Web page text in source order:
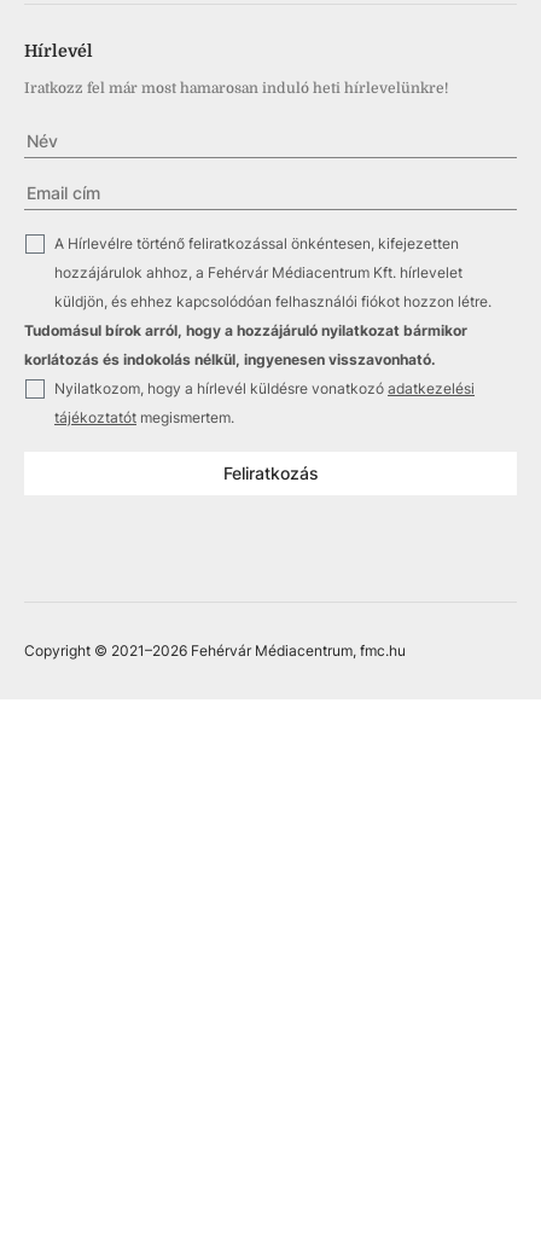
Hírlevél
Iratkozz fel már most hamarosan induló heti hírlevelünkre!
A Hírlevélre történő feliratkozással önkéntesen, kifejezetten
hozzájárulok ahhoz, a Fehérvár Médiacentrum Kft. hírlevelet
küldjön, és ehhez kapcsolódóan felhasználói fiókot hozzon létre.
Tudomásul bírok arról, hogy a hozzájáruló nyilatkozat bármikor
korlátozás és indokolás nélkül, ingyenesen visszavonható.
Nyilatkozom, hogy a hírlevél küldésre vonatkozó adatkezelési
tájékoztatót megismertem.
Feliratkozás
Copyright © 2021–2026 Fehérvár Médiacentrum, fmc.hu